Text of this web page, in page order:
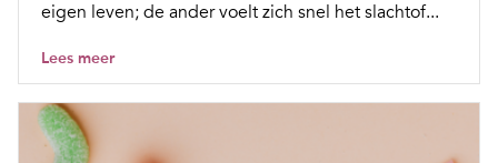
eigen leven; de ander voelt zich snel het slachtof...
Lees meer